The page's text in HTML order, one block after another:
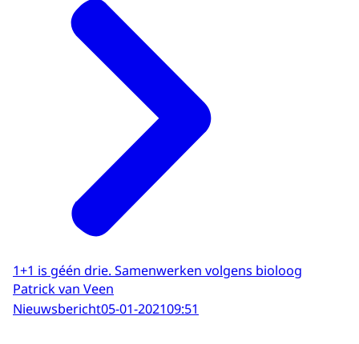
1+1 is géén drie. Samenwerken volgens bioloog
Patrick van Veen
Nieuwsbericht05-01-202109:51